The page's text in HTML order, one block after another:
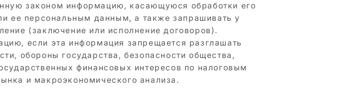
законом информацию, касающуюся обработки его
ее персональным данным, а также запрашивать у
(заключение или исполнение договоров).
если эта информация запрещается разглашать
обороны государства, безопасности общества,
финансовых интересов по налоговым
и макроэкономического анализа.